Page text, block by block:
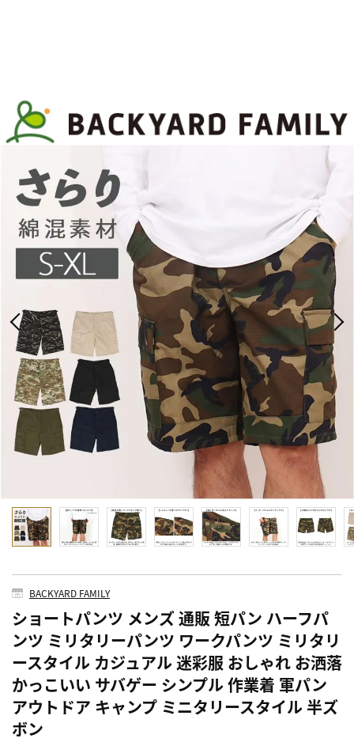
BACKYARD FAMILY
ショートパンツ メンズ 通販 短パン ハーフパ
ンツ ミリタリーパンツ ワークパンツ ミリタリ
ースタイル カジュアル 迷彩服 おしゃれ お洒落
かっこいい サバゲー シンプル 作業着 軍パン
アウトドア キャンプ ミニタリースタイル 半ズ
ボン